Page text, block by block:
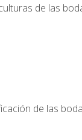
de las
de las